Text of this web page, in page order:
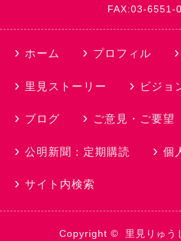
FAX:03-6551-
ホーム プロフィル
里見ストーリー ビジョ
ブログ ご意見・ご要望
公明新聞：定期購読 個
サイト内検索
Copyright © 里見りゅう